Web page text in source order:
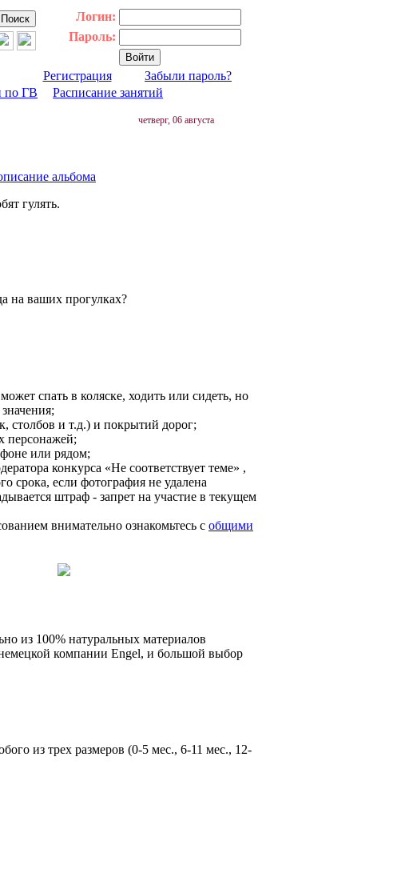
Логин:
Пароль:
Регистрация
Забыли пароль?
по ГВ Расписание занятий
четверг, 06 августа
альбома
гулять.
на ваших прогулках?
спать в коляске, ходить или сидеть, но
столбов и т.д.) и покрытий дорог;
персонажей;
или рядом;
конкурса «Не соответствует теме» ,
срока, если фотография не удалена
штраф - запрет на участие в текущем
внимательно ознакомьтесь c общими
из 100% натуральных материалов
компании Engel, и большой выбор
из трех размеров (0-5 мес., 6-11 мес., 12-